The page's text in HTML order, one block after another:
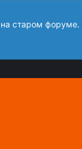
на старом форуме.